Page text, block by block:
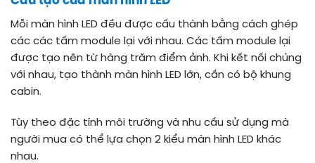
Mỗi màn hình LED đều được cấu thành bằng cách ghép
các các tấm module lại với nhau. Các tấm module lại
được tạo nên từ hàng trăm điểm ảnh. Khi kết nối chúng
với nhau, tạo thành màn hình LED lớn, cần có bộ khung
cabin.
Tùy theo đặc tính môi trường và nhu cầu sử dụng mà
người mua có thể lựa chọn 2 kiểu màn hình LED khác
nhau.